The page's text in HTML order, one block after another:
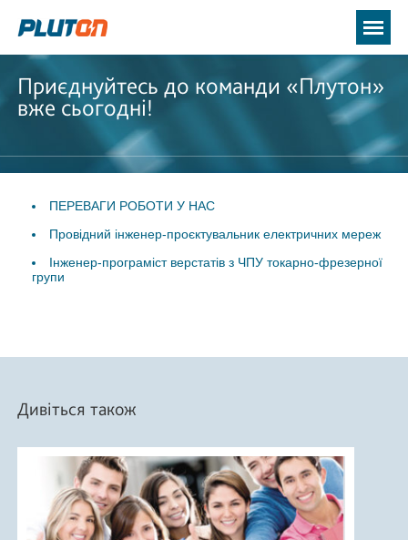
Приєднуйтесь до команди «Плутон»
вже сьогодні!
ПЕРЕВАГИ РОБОТИ У НАС
Провідний інженер-проєктувальник електричних мереж
Інженер-програміст верстатів з ЧПУ токарно-фрезерної
групи
Дивіться також